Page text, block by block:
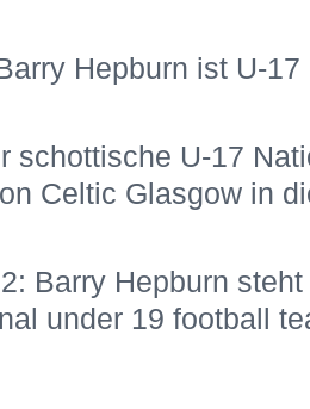
Hepburn ist U-
schottische U-17
Celtic Glasgow in
Barry Hepburn
under 19 football